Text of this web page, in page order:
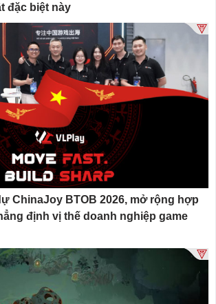
đặc biệt này
ChinaJoy BTOB 2026, mở rộng hợp
định vị thế doanh nghiệp game